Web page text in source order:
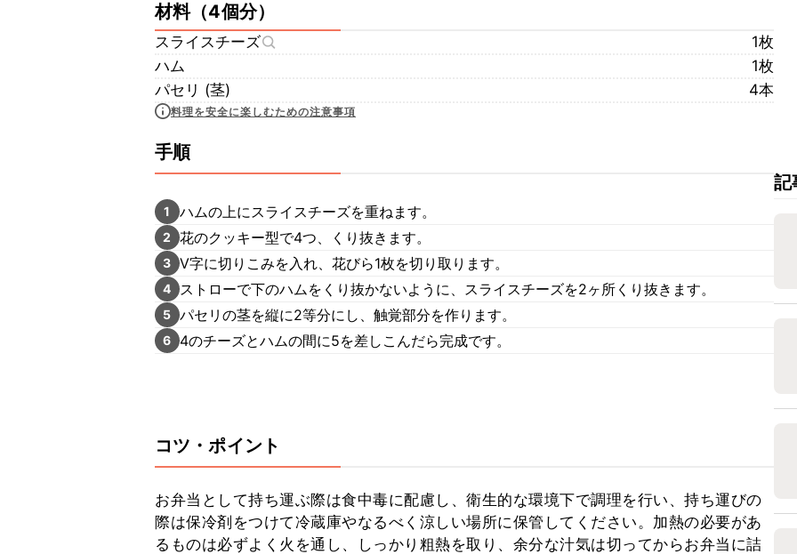
材料（4個分）
スライスチーズ
1枚
ハム
1枚
パセリ (茎)
4本
料理を安全に楽しむための注意事項
手順
1 ハムの上にスライスチーズを重ねます。
2 花のクッキー型で4つ、くり抜きます。
3 V字に切りこみを入れ、花びら1枚を切り取ります。
4 ストローで下のハムをくり抜かないように、スライスチーズを2ヶ所くり抜きます。
5 パセリの茎を縦に2等分にし、触覚部分を作ります。
6 4のチーズとハムの間に5を差しこんだら完成です。
コツ・ポイント
お弁当として持ち運ぶ際は食中毒に配慮し、衛生的な環境下で調理を行い、持ち運びの
際は保冷剤をつけて冷蔵庫やなるべく涼しい場所に保管してください。加熱の必要があ
るものは必ずよく火を通し、しっかり粗熱を取り、余分な汁気は切ってからお弁当に詰
記